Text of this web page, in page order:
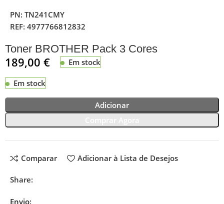
PN:TN241CMY
REF:4977766812832
Toner BROTHER Pack 3 Cores
189,00€ Em stock
Em stock
Adicionar
Comparar Adicionar à Lista de Desejos
Share:
Envio: